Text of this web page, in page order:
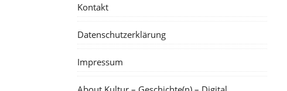
Kontakt
Datenschutzerklärung
Impressum